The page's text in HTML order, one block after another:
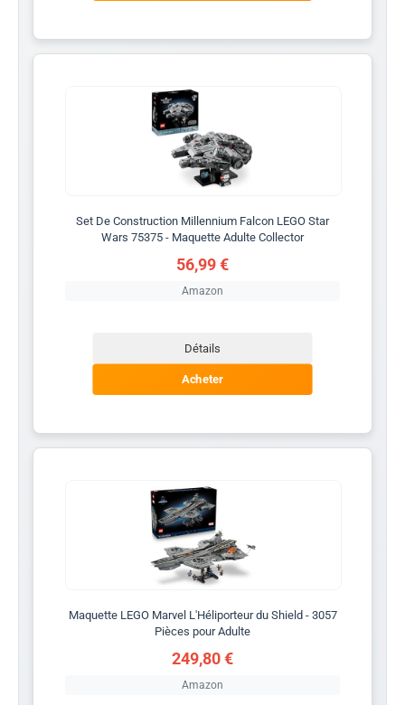
Set De Construction Millennium Falcon LEGO Star
Wars 75375 - Maquette Adulte Collector
56,99 €
Amazon
Détails
Acheter
Maquette LEGO Marvel L'Héliporteur du Shield - 3057
Pièces pour Adulte
249,80 €
Amazon